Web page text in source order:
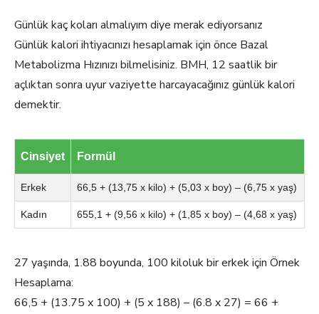
Günlük kaç koları almalıyım diye merak ediyorsanız
Günlük kalori ihtiyacınızı hesaplamak için önce Bazal
Metabolizma Hızınızı bilmelisiniz. BMH, 12 saatlik bir
açlıktan sonra uyur vaziyette harcayacağınız günlük kalori
demektir.
Cinsiyet Formül
Erkek 66,5 + (13,75 x kilo) + (5,03 x boy) – (6,75 x yaş)
Kadın 655,1 + (9,56 x kilo) + (1,85 x boy) – (4,68 x yaş)
27 yaşında, 1.88 boyunda, 100 kiloluk bir erkek için Örnek
Hesaplama:
66,5 + (13.75 x 100) + (5 x 188) – (6.8 x 27) = 66 +